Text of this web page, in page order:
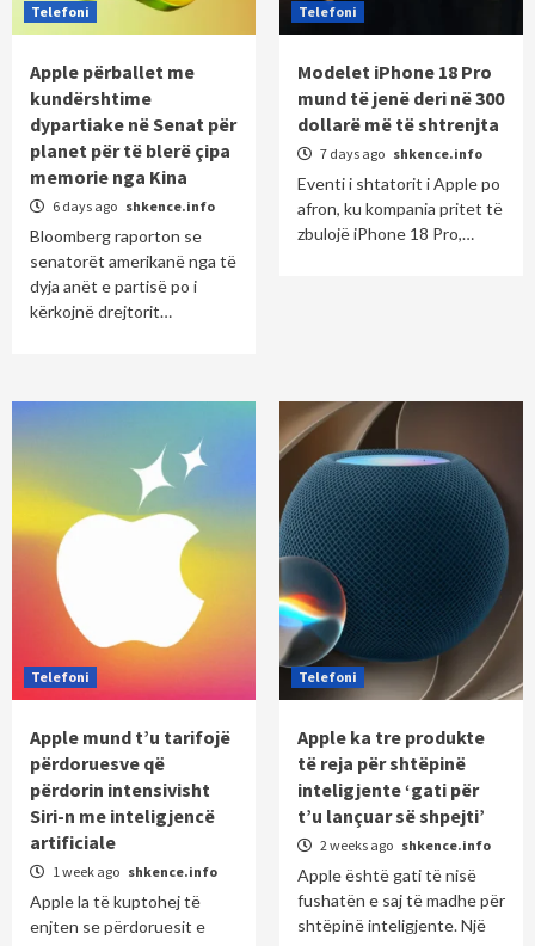
Telefoni
Apple përballet me
kundërshtime
dypartiake në Senat për
planet për të blerë çipa
memorie nga Kina
6 days ago shkence.info
Bloomberg raporton se
senatorët amerikanë nga të
dyja anët e partisë po i
kërkojnë drejtorit…
Telefoni
Modelet iPhone 18 Pro
mund të jenë deri në 300
dollarë më të shtrenjta
7 days ago shkence.info
Eventi i shtatorit i Apple po
afron, ku kompania pritet të
zbulojë iPhone 18 Pro,…
Telefoni
Apple mund t’u tarifojë
përdoruesve që
përdorin intensivisht
Siri-n me inteligjencë
artificiale
1 week ago shkence.info
Apple la të kuptohej të
enjten se përdoruesit e
Telefoni
Apple ka tre produkte
të reja për shtëpinë
inteligjente ‘gati për
t’u lançuar së shpejti’
2 weeks ago shkence.info
Apple është gati të nisë
fushatën e saj të madhe për
shtëpinë inteligjente. Një